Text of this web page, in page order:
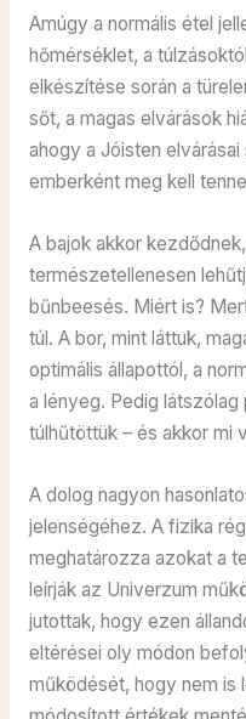
Amúgy a normális étel
hőmérséklet, a
elkészítése során a
sőt, a magas elvárások
ahogy a Jóisten
emberként meg kell
A bajok akkor
természetellenesen
bűnbeesés. Miért is?
túl. A bor, mint láttuk,
optimális állapottól, a
a lényeg. Pedig
túlhűtöttük – és akkor mi
A dolog nagyon
jelenségéhez. A fizika
meghatározza azokat a
leírják az Univerzum
jutottak, hogy ezen
eltérései oly módon
működését, hogy nem is